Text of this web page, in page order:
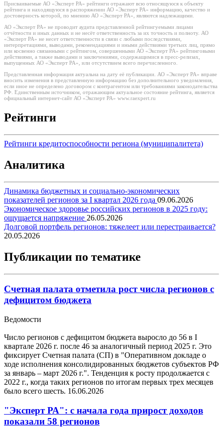
Присваиваемые АО «Эксперт РА» рейтинги отражают всю относящуюся к объекту
рейтинга и находящуюся в распоряжении АО «Эксперт РА» информацию, качество и
достоверность которой, по мнению АО «Эксперт РА», являются надлежащими.
АО «Эксперт РА» не проводит аудита представленной рейтингуемыми лицами
отчётности и иных данных и не несёт ответственность за их точность и полноту. АО
«Эксперт РА» не несет ответственности в связи с любыми последствиями,
интерпретациями, выводами, рекомендациями и иными действиями третьих лиц, прямо
или косвенно связанными с рейтингом, совершенными АО «Эксперт РА» рейтинговыми
действиями, а также выводами и заключениями, содержащимися в пресс-релизах,
выпущенных АО «Эксперт РА», или отсутствием всего перечисленного.
Представленная информация актуальна на дату её публикации. АО «Эксперт РА» вправе
вносить изменения в представленную информацию без дополнительного уведомления,
если иное не определено договором с контрагентом или требованиями законодательства
РФ. Единственным источником, отражающим актуальное состояние рейтинга, является
официальный интернет-сайт АО «Эксперт РА» www.raexpert.ru
Рейтинги
Рейтинги кредитоспособности региона (муниципалитета)
Аналитика
Динамика бюджетных и социально-экономических
показателей регионов за I квартал 2026 года 09.06.2026
Экономическое здоровье российских регионов в 2025 году:
ощущается напряжение 26.05.2026
Долговой портфель регионов: тяжелеет или перестраивается?
20.05.2026
Публикации по тематике
Счетная палата отметила рост числа регионов с
дефицитом бюджета
Ведомости
Число регионов с дефицитом бюджета выросло до 56 в I
квартале 2026 г. после 46 за аналогичный период 2025 г. Это
фиксирует Счетная палата (СП) в "Оперативном докладе о
ходе исполнения консолидированных бюджетов субъектов РФ
за январь – март 2026 г.". Тенденция к росту продолжается с
2022 г., когда таких регионов по итогам первых трех месяцев
было всего шесть. 16.06.2026
"Эксперт РА": с начала года прирост доходов
показали 58 регионов